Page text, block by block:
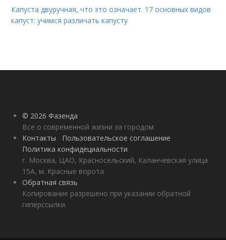
Капуста двуручная, что это означает. 17 основных видов
капуст: учимся различать капусту
© 2026 Фазенда
Все о современной жизни за городом
Контакты
Пользовательское соглашение
Политика конфидециальности
г. Москва, ЦАО, Красносельский, Каланчевская улица
15А, м. Красные ворота
Обратная связь
Копирование разрешено при указании обратной
гиперссылки.